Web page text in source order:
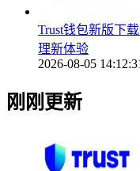
Trust钱包新版下
理新体验
2026-08-05
刚刚更新